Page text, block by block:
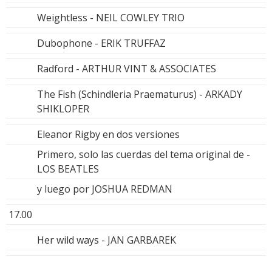
Weightless - NEIL COWLEY TRIO
Dubophone - ERIK TRUFFAZ
Radford - ARTHUR VINT & ASSOCIATES
The Fish (Schindleria Praematurus) - ARKADY
SHIKLOPER
Eleanor Rigby en dos versiones
Primero, solo las cuerdas del tema original de -
LOS BEATLES
y luego por JOSHUA REDMAN
17.00
Her wild ways - JAN GARBAREK